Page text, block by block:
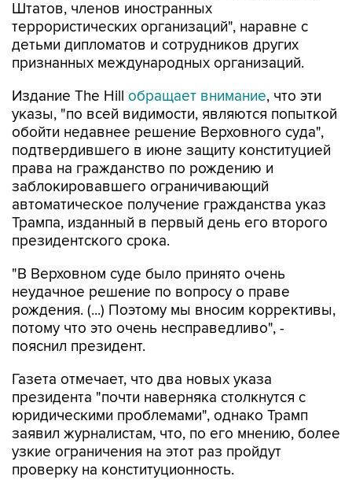
Штатов, членов иностранных
террористических организаций", наравне с
детьми дипломатов и сотрудников других
признанных международных организаций.
Издание The Hill обращает внимание, что эти
указы, "по всей видимости, являются попыткой
обойти недавнее решение Верховного суда",
подтвердившего в июне защиту конституцией
права на гражданство по рождению и
заблокировавшего ограничивающий
автоматическое получение гражданства указ
Трампа, изданный в первый день его второго
президентского срока.
"В Верховном суде было принято очень
неудачное решение по вопросу о праве
рождения. (...) Поэтому мы вносим коррективы,
потому что это очень несправедливо", -
пояснил президент.
Газета отмечает, что два новых указа
президента "почти наверняка столкнутся с
юридическими проблемами", однако Трамп
заявил журналистам, что, по его мнению, более
узкие ограничения на этот раз пройдут
проверку на конституционность.